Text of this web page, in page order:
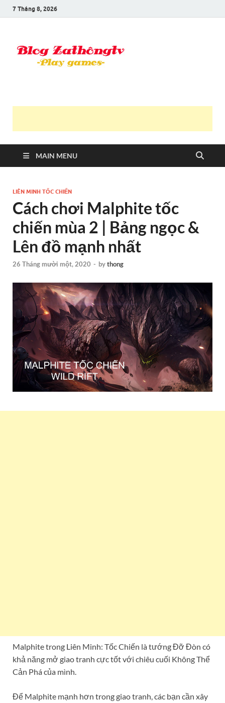
7 Tháng 8, 2026
MAIN MENU
LIÊN MINH TỐC CHIẾN
Cách chơi Malphite tốc
chiến mùa 2 | Bảng ngọc &
Lên đồ mạnh nhất
26 Tháng mười một, 2020 - bythong
Malphite trong Liên Minh: Tốc Chiến là tướng Đỡ Đòn có
khả năng mở giao tranh cực tốt với chiêu cuối Không Thể
Cản Phá của mình.
Để Malphite mạnh hơn trong giao tranh, các bạn cần xây